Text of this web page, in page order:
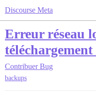
Discourse Meta
Erreur réseau
Contribuer Bug
backups